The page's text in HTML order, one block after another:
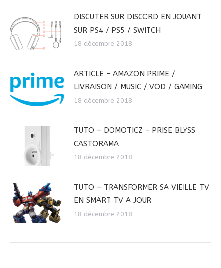
DISCUTER SUR DISCORD EN JOUANT
SUR PS4 / PS5 / SWITCH
18 décembre 2018
ARTICLE – AMAZON PRIME /
LIVRAISON / MUSIC / VOD / GAMING
18 décembre 2018
TUTO – DOMOTICZ – PRISE BLYSS
CASTORAMA
18 décembre 2018
TUTO – TRANSFORMER SA VIEILLE TV
EN SMART TV A JOUR
18 décembre 2018